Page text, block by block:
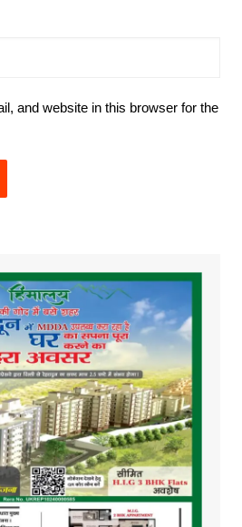
and website in this browser for the